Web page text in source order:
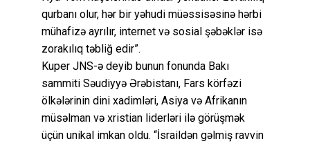
qurbanı olur, hər bir yəhudi müəssisəsinə hərbi
mühafizə ayrılır, internet və sosial şəbəklər isə
zorakılıq təbliğ edir”.
Kuper JNS-ə deyib bunun fonunda Bakı
sammiti Səudiyyə Ərəbistanı, Fars körfəzi
ölkələrinin dini xadimləri, Asiya və Afrikanın
müsəlman və xristian liderləri ilə görüşmək
üçün unikal imkan oldu. “İsraildən gəlmiş ravvin